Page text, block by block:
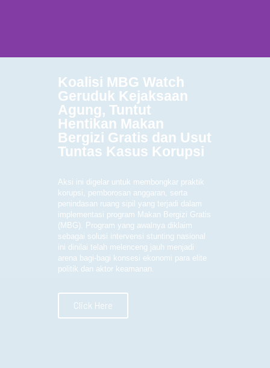
Koalisi MBG Watch
Geruduk Kejaksaan
Agung, Tuntut
Hentikan Makan
Bergizi Gratis dan Usut
Tuntas Kasus Korupsi
Aksi ini digelar untuk membongkar praktik
korupsi, pemborosan anggaran, serta
penindasan ruang sipil yang terjadi dalam
implementasi program Makan Bergizi Gratis
(MBG). Program yang awalnya diklaim
sebagai solusi intervensi stunting nasional
ini dinilai telah melenceng jauh menjadi
arena bagi-bagi konsesi ekonomi para elite
politik dan aktor keamanan.
Click Here